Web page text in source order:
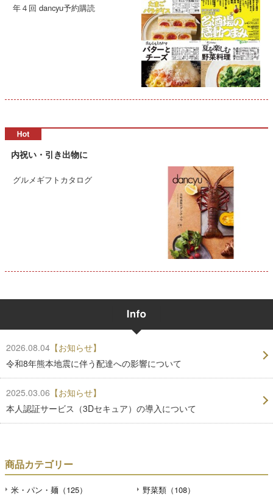
年４回 dancyu予約購読
内祝い・引き出物に
グルメギフトカタログ
2026.08.04 【お知らせ】
令和8年熊本地震に伴う配達への影響について
2025.03.06 【お知らせ】
本人認証サービス（3Dセキュア）の導入について
商品カテゴリー
米・パン・麺（125） 野菜類（108）